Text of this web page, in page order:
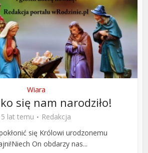
Wiara
się nam narodziło!
5 lat temu
Redakcja
się Królowi urodzonemu
On obdarzy nas...